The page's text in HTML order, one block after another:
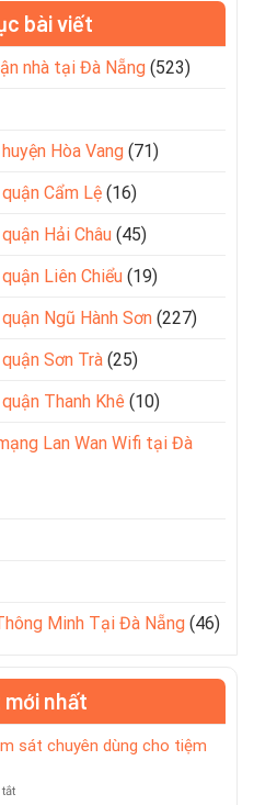
bài viết
nhà tại Đà Nẵng (523)
Hòa Vang (71)
Cẩm Lệ (16)
Hải Châu (45)
Liên Chiểu (19)
Ngũ Hành Sơn (227)
Sơn Trà (25)
Thanh Khê (10)
Lan Wan Wifi tại Đà
Minh Tại Đà Nẵng (46)
mới nhất
sát chuyên dùng cho tiệm
ở